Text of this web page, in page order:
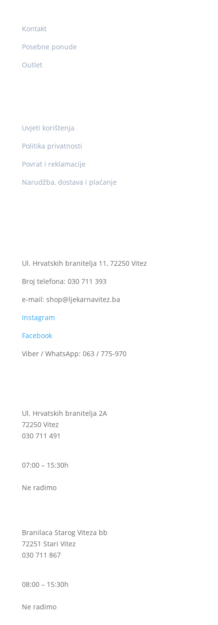
Kontakt
Posebne ponude
Outlet
Uvjeti korištenja
Politika privatnosti
Povrat i reklamacije
Narudžba, dostava i plaćanje
Ul. Hrvatskih branitelja 11, 72250 Vitez
Broj telefona: 030 711 393
e-mail: shop@ljekarnavitez.ba
Instagram
Facebook
Viber / WhatsApp: 063 / 775-970
Ul. Hrvatskih branitelja 2A
72250 Vitez
030 711 491
07:00 – 15:30h
Ne radimo
Branilaca Starog Viteza bb
72251 Stari Vitez
030 711 867
08:00 – 15:30h
Ne radimo